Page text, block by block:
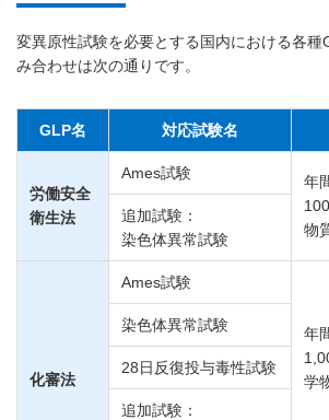
変異原性試験を必要とする国内における各種
み合わせは次の通りです。
GLP名 対応試験名
労働安全
衛生法
Ames試験
年
物
追加試験：
染色体異常試験
化審法
Ames試験
年
学
染色体異常試験
28日反復投与毒性試験
追加試験：